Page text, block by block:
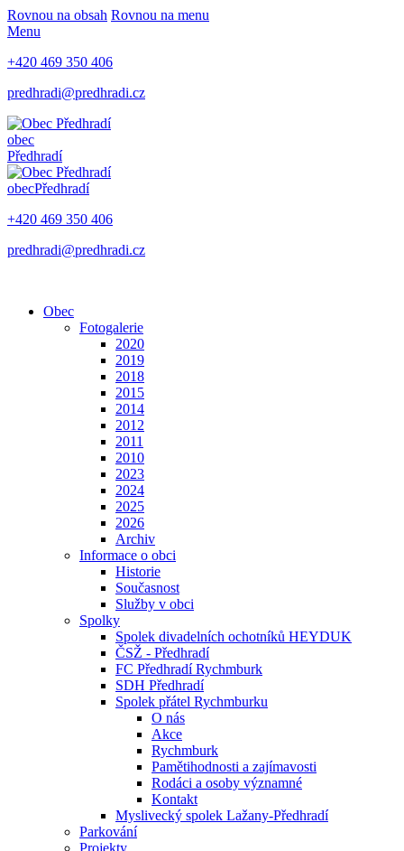
Rovnou na obsah Rovnou na menu
Menu
+420 469 350 406
predhradi@predhradi.cz
obec
Předhradí
obecPředhradí
+420 469 350 406
predhradi@predhradi.cz
Obec
Fotogalerie
2020
2019
2018
2015
2014
2012
2011
2010
2023
2024
2025
2026
Archiv
Informace o obci
Historie
Současnost
Služby v obci
Spolky
Spolek divadelních ochotníků HEYDUK
ČSŽ - Předhradí
FC Předhradí Rychmburk
SDH Předhradí
Spolek přátel Rychmburku
O nás
Akce
Rychmburk
Pamětihodnosti a zajímavosti
Rodáci a osoby významné
Kontakt
Myslivecký spolek Lažany-Předhradí
Parkování
Projekty